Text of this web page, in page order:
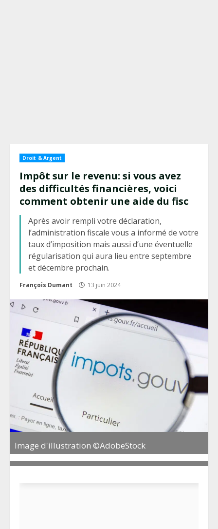
Droit & Argent
Impôt sur le revenu: si vous avez
des difficultés financières, voici
comment obtenir une aide du fisc
Après avoir rempli votre déclaration,
l’administration fiscale vous a informé de votre
taux d’imposition mais aussi d’une éventuelle
régularisation qui aura lieu entre septembre
et décembre prochain.
François Dumant 13 juin 2024
Image d'illustration ©AdobeStock